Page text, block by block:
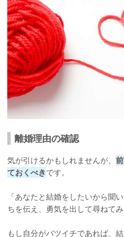
離婚理由の確認
気が引けるかもしれませんが、
ておくべきです。
「あなたと結婚をしたいから聞
ちを伝え、勇気を出して尋ねてみ
もし自分がバツイチであれば、